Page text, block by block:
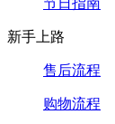
节日指南
新手上路
售后流程
购物流程